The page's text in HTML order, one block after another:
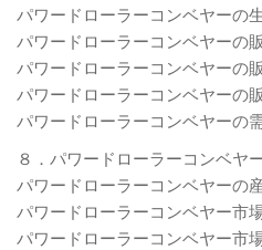
パワードローラーコンベヤーの
パワードローラーコンベヤーの
パワードローラーコンベヤーの
パワードローラーコンベヤーの
パワードローラーコンベヤーの
８．パワードローラーコンベヤ
パワードローラーコンベヤーの
パワードローラーコンベヤー市
パワードローラーコンベヤー市